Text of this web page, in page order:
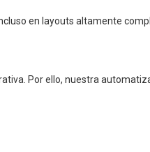
en layouts altamente
Por ello, nuestra